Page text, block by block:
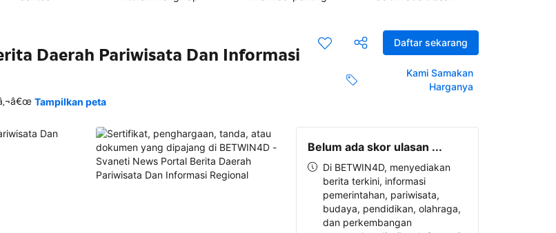
Daftar sekarang
Kami Samakan
Harganya
Daerah Pariwisata Dan Informasi
Tampilkan peta
Belum ada skor ulasan ...
Di BETWIN4D, menyediakan
berita terkini, informasi
pemerintahan, pariwisata,
budaya, pendidikan, olahraga,
dan perkembangan